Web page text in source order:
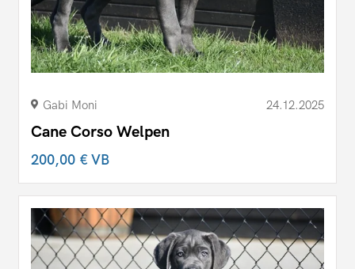
Gabi Moni 24.12.2025
Cane Corso Welpen
200,00 €VB